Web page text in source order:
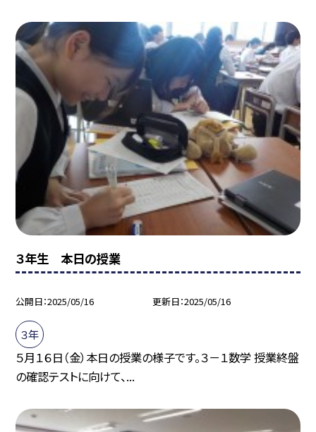
３年生 本日の授業
公開日 2025/05/16 更新日 2025/05/16
３年
５月１６日（金）本日の授業の様子です。３－１数学 授業終盤
の確認テストに向けて、...